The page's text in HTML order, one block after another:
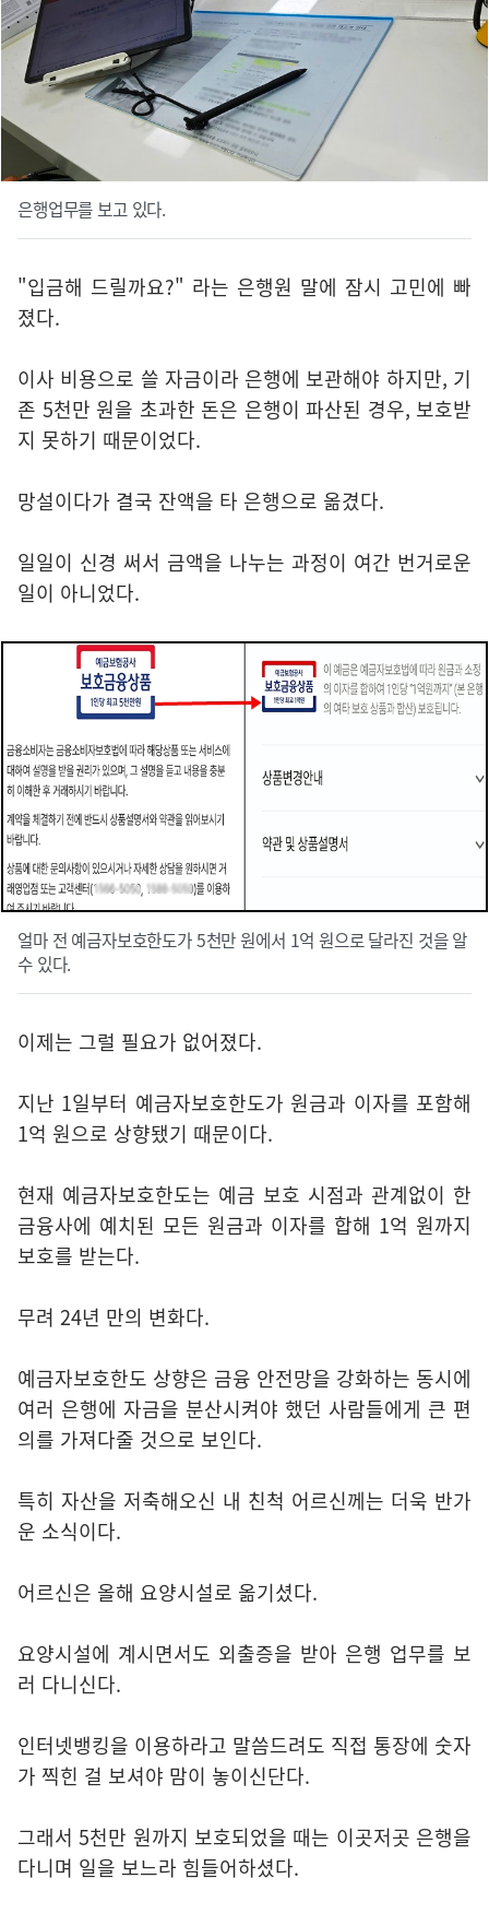
은행업무를 보고 있다.
"입금해 드릴까요?" 라는 은행원 말에 잠시 고민에 빠
졌다.
이사 비용으로 쓸 자금이라 은행에 보관해야 하지만, 기
존 5천만 원을 초과한 돈은 은행이 파산된 경우, 보호받
지 못하기 때문이었다.
망설이다가 결국 잔액을 타 은행으로 옮겼다.
일일이 신경 써서 금액을 나누는 과정이 여간 번거로운
일이 아니었다.
얼마 전 예금자보호한도가 5천만 원에서 1억 원으로 달라진 것을 알
수 있다.
이제는 그럴 필요가 없어졌다.
지난 1일부터 예금자보호한도가 원금과 이자를 포함해
1억 원으로 상향됐기 때문이다.
현재 예금자보호한도는 예금 보호 시점과 관계없이 한
금융사에 예치된 모든 원금과 이자를 합해 1억 원까지
보호를 받는다.
무려 24년 만의 변화다.
예금자보호한도 상향은 금융 안전망을 강화하는 동시에
여러 은행에 자금을 분산시켜야 했던 사람들에게 큰 편
의를 가져다줄 것으로 보인다.
특히 자산을 저축해오신 내 친척 어르신께는 더욱 반가
운 소식이다.
어르신은 올해 요양시설로 옮기셨다.
요양시설에 계시면서도 외출증을 받아 은행 업무를 보
러 다니신다.
인터넷뱅킹을 이용하라고 말씀드려도 직접 통장에 숫자
가 찍힌 걸 보셔야 맘이 놓이신단다.
그래서 5천만 원까지 보호되었을 때는 이곳저곳 은행을
다니며 일을 보느라 힘들어하셨다.